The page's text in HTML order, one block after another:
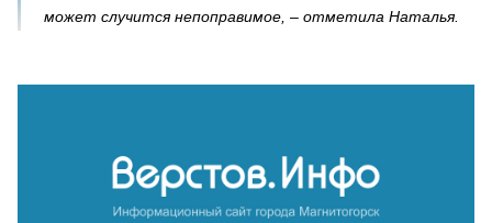
может случится непоправимое, – отметила Наталья.